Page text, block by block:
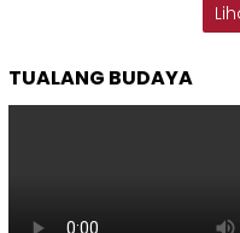
TUALANG BUDAYA